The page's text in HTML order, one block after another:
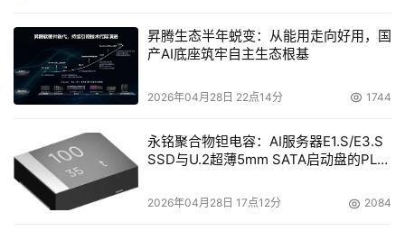
昇腾生态半年蜕变：从能用走向好用，国
产AI底座筑牢自主生态根基
2026年04月28日 22点14分 1744
永铭聚合物钽电容：AI服务器E1.S/E3.S
SSD与U.2超薄5mm SATA启动盘的PLP
2026年04月28日 17点12分 2084